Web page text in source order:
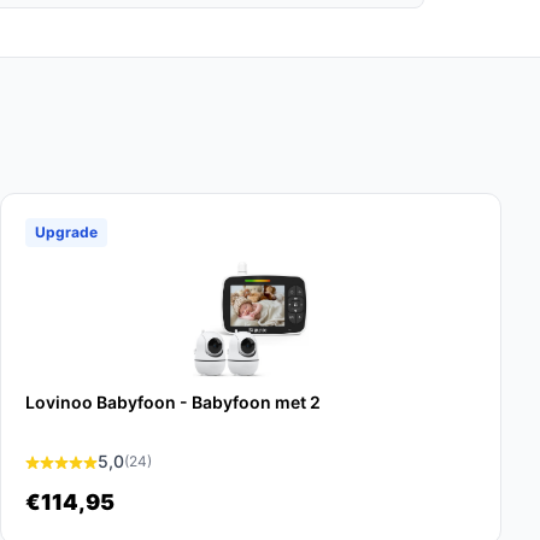
Upgrade
Lovinoo Babyfoon - Babyfoon met 2
5,0(24)
€114,95